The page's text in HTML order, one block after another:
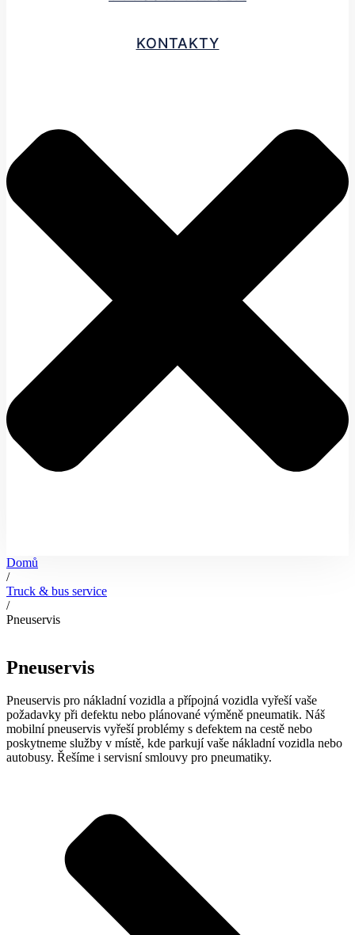
KONTAKTY
Domů
/
Truck & bus service
/
Pneuservis
Pneuservis
Pneuservis pro nákladní vozidla a přípojná vozidla vyřeší vaše
požadavky při defektu nebo plánované výměně pneumatik. Náš
mobilní pneuservis vyřeší problémy s defektem na cestě nebo
poskytneme služby v místě, kde parkují vaše nákladní vozidla nebo
autobusy. Řešíme i servisní smlouvy pro pneumatiky.